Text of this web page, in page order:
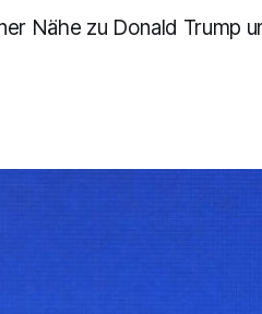
Nähe zu Donald Trump